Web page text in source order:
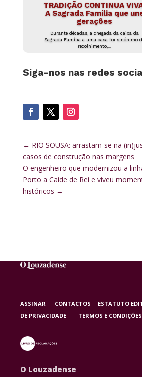
TRADIÇÃO CONTINUA
A Sagrada Família que
gerações
Durante décadas, a chegada da caixa da
Sagrada Família a uma casa foi sinónimo
recolhimento,...
Siga-nos nas redes
← RIO SOUSA: arrastam-se na
casos de construção nas margens
O engenheiro que modernizou a
Porto a Caíde de Rei e viveu
históricos →
ASSINAR CONTACTOS ESTATUTO
DE PRIVACIDADE TERMOS E CONDIÇÕES
O Louzadense